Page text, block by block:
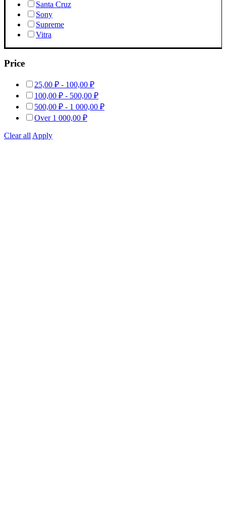
Santa Cruz
Sony
Supreme
Vitra
Price
25,00 ₽ - 100,00 ₽
100,00 ₽ - 500,00 ₽
500,00 ₽ - 1 000,00 ₽
Over 1 000,00 ₽
Clear all Apply